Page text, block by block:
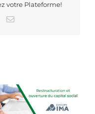
votre Plateforme!
WhatsApp
Correo